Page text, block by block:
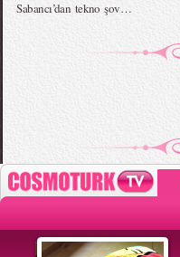
Sabancı’dan tekno şov…